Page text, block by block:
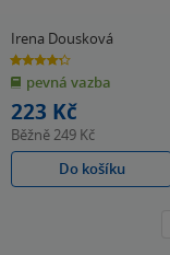
Irena Dousková
4.3
z
5
hvězdiček
pevná vazba
223 Kč
Běžně249 Kč
Do košíku